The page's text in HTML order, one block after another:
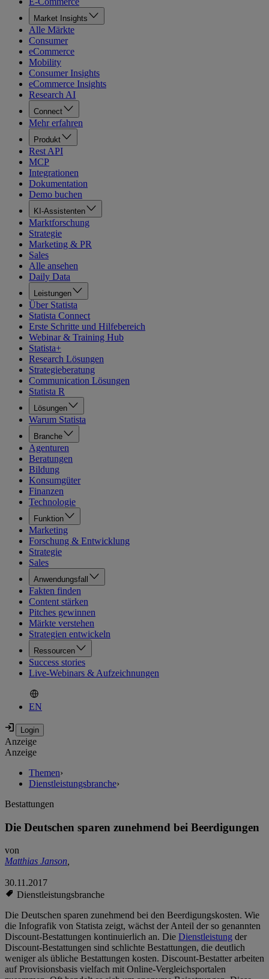
Market Insights
Alle Märkte
Consumer
eCommerce
Mobility
Consumer Insights
eCommerce Insights
Research AI
Connect
Mehr erfahren
Produkt
Rest API
MCP
Integrationen
Dokumentation
Demo buchen
KI-Assistenten
Marktforschung
Strategie
Marketing & PR
Sales
Alle ansehen
Daily Data
Leistungen
Über Statista
Statista Connect
Erste Schritte und Hilfebereich
Webinar & Training Hub
Statista+
Research Lösungen
Strategieberatung
Communication Lösungen
Statista R
Lösungen
Warum Statista
Branche
Agenturen
Beratungen
Bildung
Konsumgüter
Finanzen
Technologie
Funktion
Marketing
Forschung & Entwicklung
Strategie
Sales
Anwendungsfall
Fakten finden
Content stärken
Pitches gewinnen
Märkte verstehen
Strategien entwickeln
Ressourcen
Success stories
Live-Webinars & Aufzeichnungen
EN
Anzeige
Anzeige
Themen›
Dienstleistungsbranche›
Bestattungen
Die Deutschen sparen zunehmend bei Beerdigungen
von
Matthias Janson,
30.11.2017
Dienstleistungsbranche
Die Deutschen sparen zunehmend bei den Beerdigungskosten. Wie
die Infografik von Statista zeigt, wächst der Anteil der so genannten
Discount-Bestattungen kontinuierlich an. Die Dienstleistung der
Discount-Bestattungen sind schlichte Bestattungen, die deutlich
weniger als übliche Bestattungen kosten. Discount-Bestatter arbeiten
auf Provisionsbasis vielfach mit Online-Vergleichsportalen